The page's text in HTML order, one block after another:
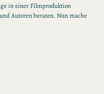
in einer Filmproduktion
Autoren beraten. Nun mache